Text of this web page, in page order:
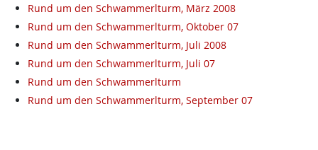
Rund um den Schwammerlturm, März 2008
Rund um den Schwammerlturm, Oktober 07
Rund um den Schwammerlturm, Juli 2008
Rund um den Schwammerlturm, Juli 07
Rund um den Schwammerlturm
Rund um den Schwammerlturm, September 07